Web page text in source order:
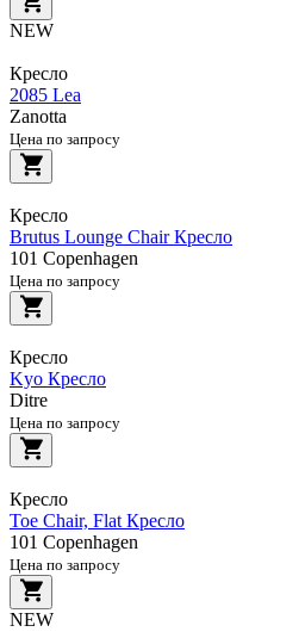
NEW
Кресло
2085 Lea
Zanotta
Цена по запросу
Кресло
Brutus Lounge Chair Кресло
101 Copenhagen
Цена по запросу
Кресло
Kyo Кресло
Ditre
Цена по запросу
Кресло
Toe Chair, Flat Кресло
101 Copenhagen
Цена по запросу
NEW